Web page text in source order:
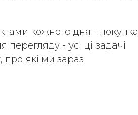
кожного дня - покупка
перегляду - усі ці задачі
про які ми зараз